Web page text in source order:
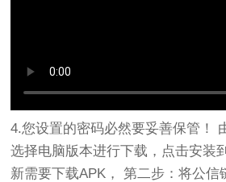
4.您设置的密码必然要妥善保管！
选择电脑版本进行下载，点击安装
新需要下载APK， 第二步：将公信